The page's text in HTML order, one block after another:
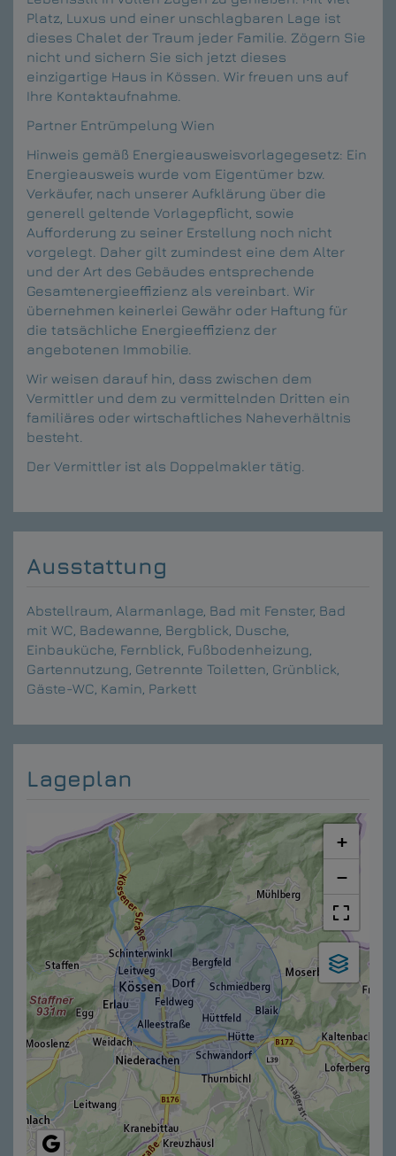
Platz, Luxus und einer unschlagbaren Lage ist
dieses Chalet der Traum jeder Familie. Zögern Sie
nicht und sichern Sie sich jetzt dieses
einzigartige Haus in Kössen. Wir freuen uns auf
Ihre Kontaktaufnahme.
Partner Entrümpelung Wien
Hinweis gemäß Energieausweisvorlagegesetz: Ein
Energieausweis wurde vom Eigentümer bzw.
Verkäufer, nach unserer Aufklärung über die
generell geltende Vorlagepflicht, sowie
Aufforderung zu seiner Erstellung noch nicht
vorgelegt. Daher gilt zumindest eine dem Alter
und der Art des Gebäudes entsprechende
Gesamtenergieeffizienz als vereinbart. Wir
übernehmen keinerlei Gewähr oder Haftung für
die tatsächliche Energieeffizienz der
angebotenen Immobilie.
Wir weisen darauf hin, dass zwischen dem
Vermittler und dem zu vermittelnden Dritten ein
familiäres oder wirtschaftliches Naheverhältnis
besteht.
Der Vermittler ist als Doppelmakler tätig.
Ausstattung
Abstellraum Alarmanlage Bad mit Fenster Bad
mit WC Badewanne Bergblick Dusche
Einbauküche Fernblick Fußbodenheizung
Gartennutzung Getrennte Toiletten Grünblick
Gäste-WC Kamin Parkett
Lageplan
+
−